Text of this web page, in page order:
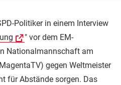
Politiker in einem Interview
" vor dem EM-
Nationalmannschaft am
gegen Weltmeister
für Abstände sorgen. Das